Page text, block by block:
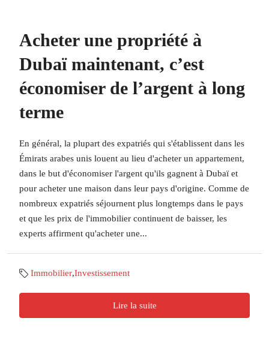
Acheter une propriété à
Dubaï maintenant, c’est
économiser de l’argent à long
terme
En général, la plupart des expatriés qui s'établissent dans les
Émirats arabes unis louent au lieu d'acheter un appartement,
dans le but d'économiser l'argent qu'ils gagnent à Dubaï et
pour acheter une maison dans leur pays d'origine. Comme de
nombreux expatriés séjournent plus longtemps dans le pays
et que les prix de l'immobilier continuent de baisser, les
experts affirment qu'acheter une...
Immobilier,Investissement
Lire la suite